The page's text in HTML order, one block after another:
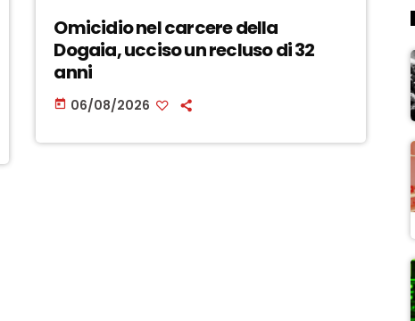
Omicidio nel carcere della
Dogaia, ucciso un recluso di 32
anni
today 06/08/2026